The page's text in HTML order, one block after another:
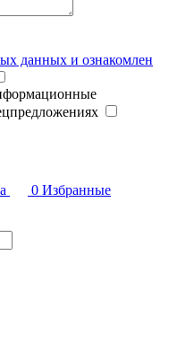
данных и ознакомлен
0 Избранные